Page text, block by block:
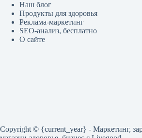
Наш блог
Продукты для здоровья
Реклама-маркетинг
SEO-анализ, бесплатно
О сайте
Copyright © {current_year} - Маркетинг,